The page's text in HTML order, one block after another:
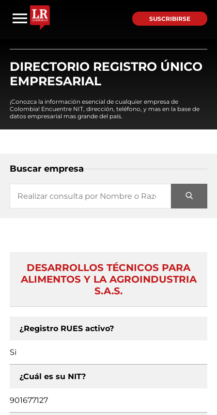
SUSCRIBIRSE
DIRECTORIO REGISTRO ÚNICO
EMPRESARIAL
¡Conozca la información esencial de cualquier empresa de
Colombia! Encuentre NIT, dirección, teléfono, y mas en la base de
datos empresarial mas grande del país.
Buscar empresa
DESARROLLOS TÉCNICOS PARA
ALIMENTOS Y LA AGROINDUSTRIA
S.A.S.
¿Registro RUES activo?
Si
¿Cuál es su NIT?
901677127